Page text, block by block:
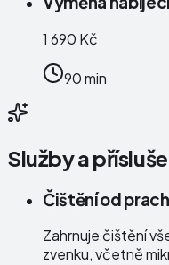
1 690 Kč
90 min
Služby a
Čištění od
Zahrnuje čištění
zvenku, včetně